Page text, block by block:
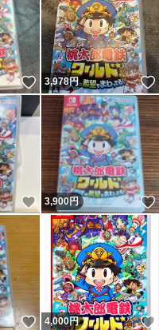
いいね！
3,978円
いいね！
3,900円
いいね！
4,000円